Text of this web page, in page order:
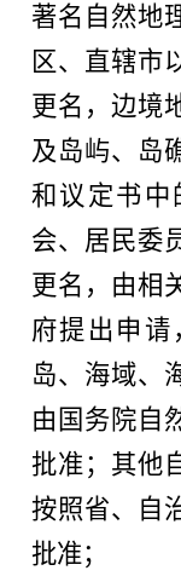
著名自然地
区、直辖市
更名，边境
及岛屿、岛
和议定书中
会、居民委
更名，由相
府提出申
岛、海域、
由国务院自
批准；其他
按照省、自
批准；